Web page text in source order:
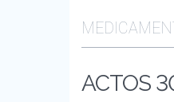
ACTOS